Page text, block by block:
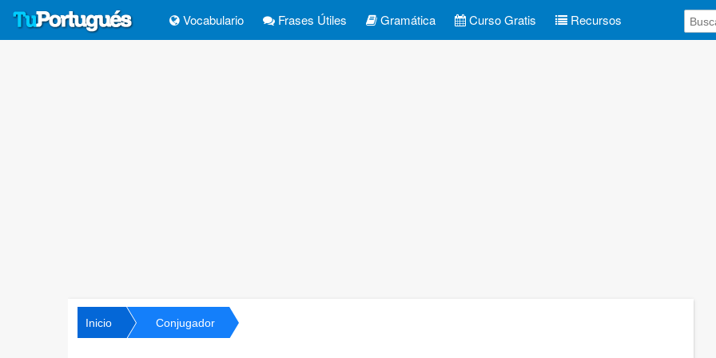
Vocabulario Frases Útiles Gramática Curso Gratis Recursos
Inicio Conjugador